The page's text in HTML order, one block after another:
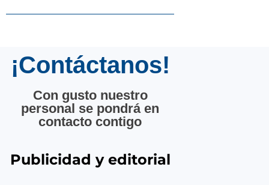
¡Contáctanos!
Con gusto nuestro
personal se pondrá en
contacto contigo
Publicidad y editorial